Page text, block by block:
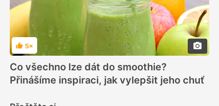
Hodnocení
5×
Co všechno lze dát do smoothie?
Přinášíme inspiraci, jak vylepšit jeho chuť